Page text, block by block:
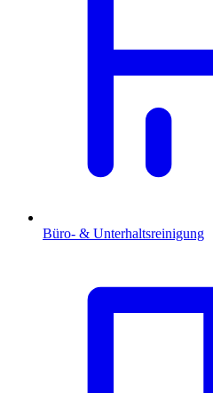
Büro- & Unterhaltsreinigung